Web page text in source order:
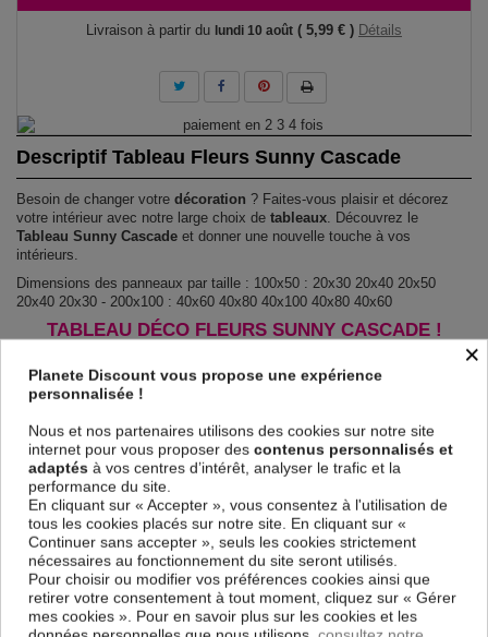
Livraison à partir du lundi 10 août ( 5,99 € ) Détails
Descriptif Tableau Fleurs Sunny Cascade
Besoin de changer votre décoration ? Faites-vous plaisir et décorez
votre intérieur avec notre large choix de tableaux. Découvrez le
Tableau Sunny Cascade et donner une nouvelle touche à vos
intérieurs.
Dimensions des panneaux par taille : 100x50 : 20x30 20x40 20x50
20x40 20x30 - 200x100 : 40x60 40x80 40x100 40x80 40x60
TABLEAU DÉCO FLEURS SUNNY CASCADE !
et de haute qualité qui reflète parfaitement les couleurs avec des détails
parfaitement reproduits. Grâce à une impression jusqu'aux bords sur un
suspendre le tableau immédiatement sans avoir à l'encadrer.
Le Tableau Fleurs Sunny Cascade est résistant aux rayons UV,
inodore et 100 % sûr, parfait même pour la chambre à coucher et la
chambre des enfants.
Notre large choix de tableaux tendances et modernes constituent un
moyen simple et pas cher de donner une nouvelle touche à vos
intérieurs, il y en a pour tous les goût.
Descriptif technique
×
Planete Discount vous propose une expérience
personnalisée !
Nous et nos partenaires utilisons des cookies sur notre site
internet pour vous proposer des contenus personnalisés et
adaptés à vos centres d’intérêt, analyser le trafic et la
performance du site.
En cliquant sur « Accepter », vous consentez à l'utilisation de
tous les cookies placés sur notre site. En cliquant sur «
Continuer sans accepter », seuls les cookies strictement
nécessaires au fonctionnement du site seront utilisés.
Pour choisir ou modifier vos préférences cookies ainsi que
retirer votre consentement à tout moment, cliquez sur « Gérer
mes cookies ». Pour en savoir plus sur les cookies et les